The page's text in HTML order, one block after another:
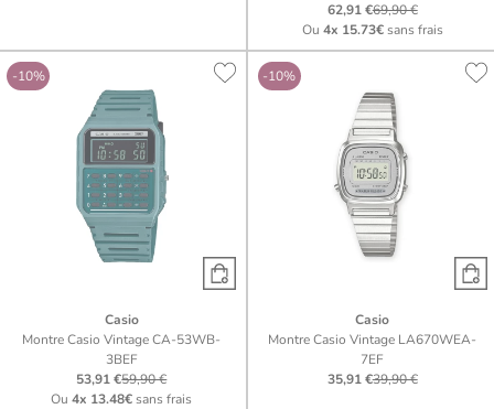
62,91 €69,90 €
Ou 4x 15.73€sans frais
-10%
Casio
Montre Casio Vintage CA-53WB-
3BEF
53,91 €59,90 €
Ou4x 13.48€sans frais
-10%
Casio
Montre Casio Vintage LA670WEA-
7EF
35,91 €39,90 €